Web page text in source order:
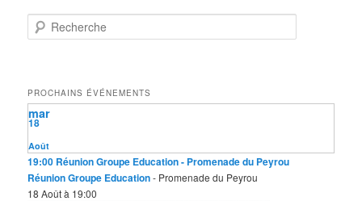
e
r
c
h
e
PROCHAINS ÉVÉNEMENTS
Août
18
mar
19:00 Réunion Groupe Education- Promenade du Peyrou
Réunion Groupe Education- Promenade du Peyrou
18 Août à 19:00